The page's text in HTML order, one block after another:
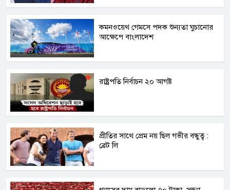
কমনওয়েথ গেমসে পদক শুন্যতা ঘুচানোর
আক্ষেপে বাংলাদেশ
রাষ্ট্রপতি নির্বাচন ২০ আগষ্ট
প্রীতির সাথে প্রেম নয় ছিল গভীর বন্ধুত্ব :
ব্রেট লি